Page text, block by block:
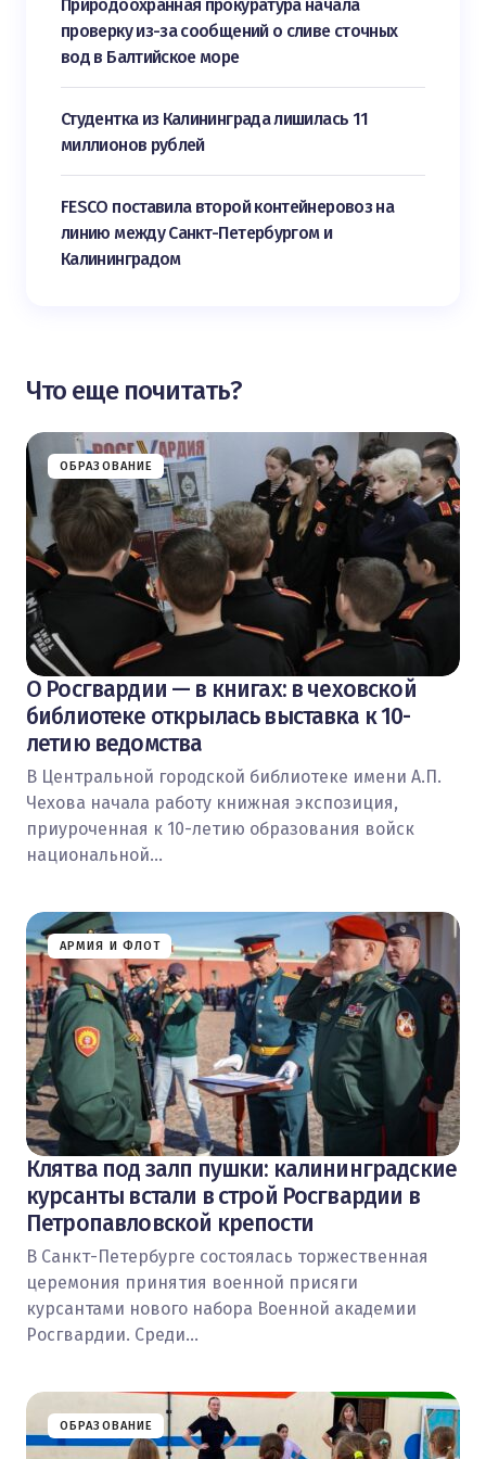
Природоохранная прокуратура начала
проверку из-за сообщений о сливе сточных
вод в Балтийское море
Студентка из Калининграда лишилась 11
миллионов рублей
FESCO поставила второй контейнеровоз на
линию между Санкт-Петербургом и
Калининградом
Что еще почитать?
ОБРАЗОВАНИЕ
О Росгвардии — в книгах: в чеховской
библиотеке открылась выставка к 10-
летию ведомства
В Центральной городской библиотеке имени А.П.
Чехова начала работу книжная экспозиция,
приуроченная к 10-летию образования войск
национальной…
АРМИЯ И ФЛОТ
Клятва под залп пушки: калининградские
курсанты встали в строй Росгвардии в
Петропавловской крепости
В Санкт-Петербурге состоялась торжественная
церемония принятия военной присяги
курсантами нового набора Военной академии
Росгвардии. Среди…
ОБРАЗОВАНИЕ